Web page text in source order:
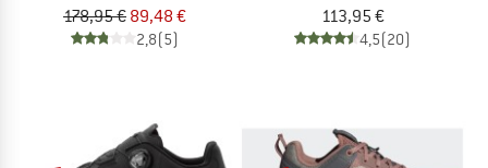
178,95 € 89,48 €
2,8(5)
113,95 €
4,5(20)